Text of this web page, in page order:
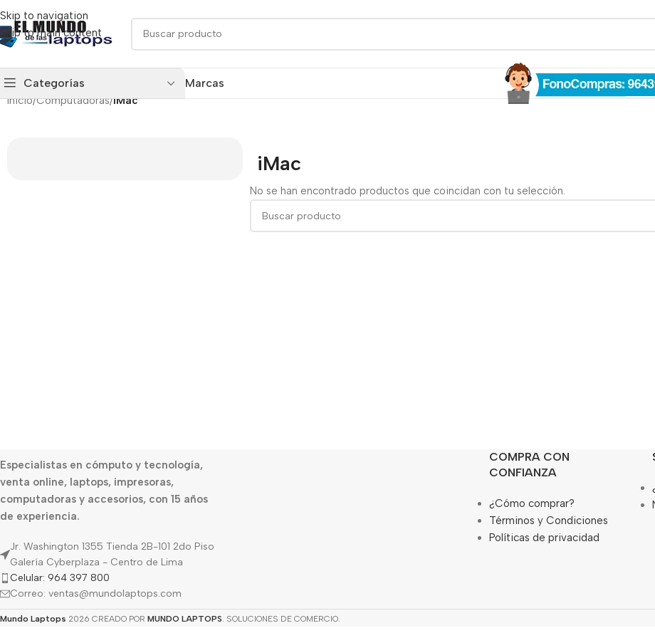
Skip to navigation
Skip to main content
Categorías Marcas
Inicio/Computadoras/iMac
iMac
No se han encontrado productos que coincidan con tu selección.
Especialistas en cómputo y tecnología,
venta online, laptops, impresoras,
computadoras y accesorios, con 15 años
de experiencia.
Jr. Washington 1355 Tienda 2B-101 2do Piso
Galería Cyberplaza - Centro de Lima
Celular: 964 397 800
Correo: ventas@mundolaptops.com
COMPRA CON
CONFIANZA
¿Cómo comprar?
Términos y Condiciones
Políticas de privacidad
Mundo Laptops 2026 CREADO POR MUNDO LAPTOPS. SOLUCIONES DE COMERCIO.